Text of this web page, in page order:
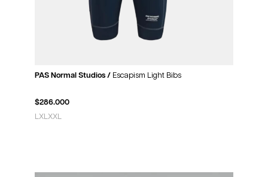
PAS Normal Studios / Escapism Light Bibs
$286.000
LXLXXL